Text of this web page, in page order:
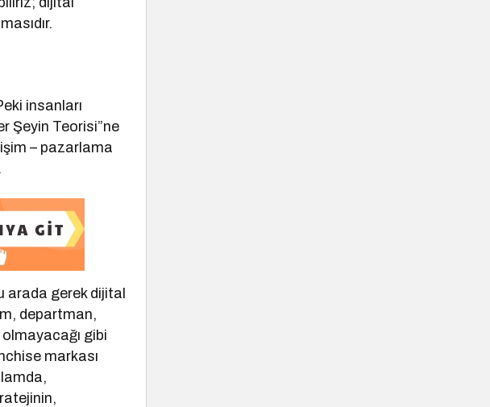
insanları
Şeyin Teorisi”ne
– pazarlama
arada gerek dijital
departman,
olmayacağı gibi
markası